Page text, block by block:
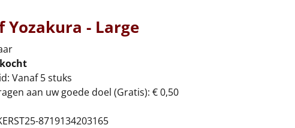
Yozakura - Large
Vanaf 5 stuks
aan uw goede doel (Gratis): € 0,50
8719134203165